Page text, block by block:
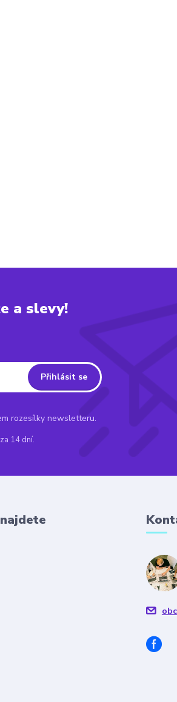
a slevy!
Přihlásit se
rozesílky newsletteru.
14 dní.